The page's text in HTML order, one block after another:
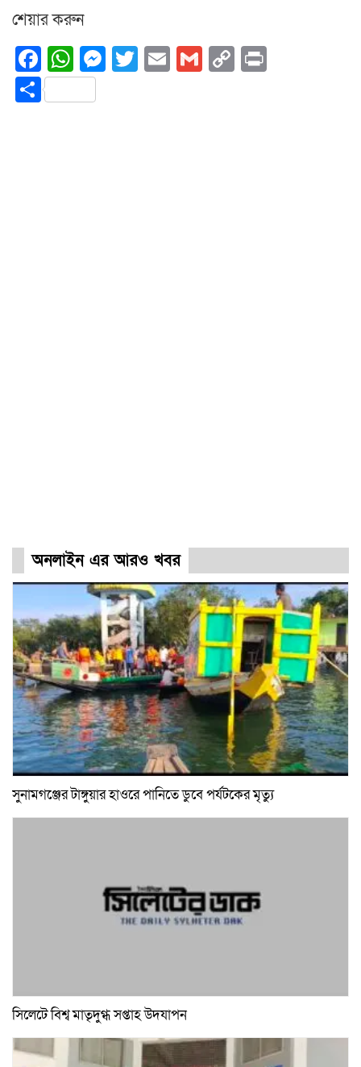
শেয়ার করুন
Facebook
WhatsApp
Messenger
Twitter
EmailGmail
Copy
Share
অনলাইন এর আরও খবর
সুনামগঞ্জের টাঙ্গুয়ার হাওরে পানিতে ডুবে পর্যটকের মৃত্যু
সিলেটে বিশ্ব মাতৃদুগ্ধ সপ্তাহ উদযাপন